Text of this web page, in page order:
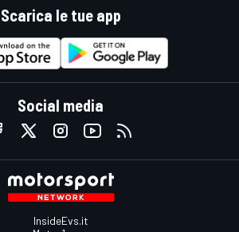
Scarica le tue app
Social media
InsideEvs.it